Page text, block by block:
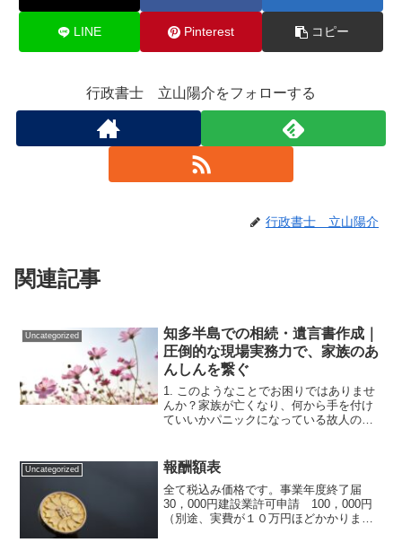
LINE Pinterest コピー
行政書士 立山陽介をフォローする
行政書士 立山陽介
関連記事
Uncategorized
知多半島での相続・遺言書作成｜
圧倒的な現場実務力で、家族のあ
んしんを繋ぐ
1. このようなことでお困りではありませ
んか？家族が亡くなり、何から手を付け
ていいかパニックになっている故人の銀
自動車の処分、不動産の名義変更までま
とめて丸投げしたい自...
Uncategorized 報酬額表
全て税込み価格です。事業年度終了届
30，000円建設業許可申請 100，000円
（別途、実費が１０万円ほどかかりま